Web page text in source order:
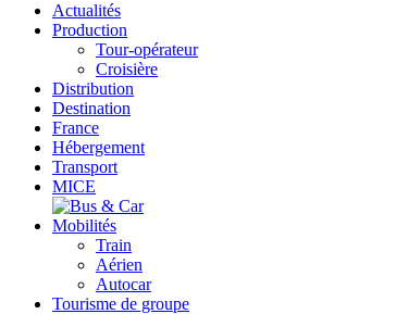
Actualités
Production
Tour-opérateur
Croisière
Distribution
Destination
France
Hébergement
Transport
MICE
Mobilités
Train
Aérien
Autocar
Tourisme de groupe